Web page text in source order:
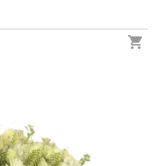
